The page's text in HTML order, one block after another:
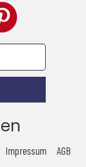
Impressum
AGB